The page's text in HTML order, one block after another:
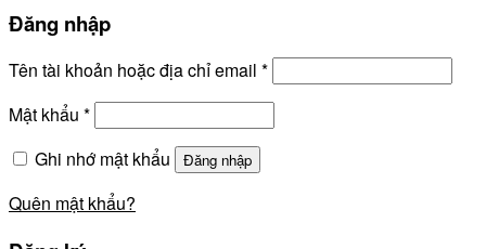
Đăng nhập
Tên tài khoản hoặc địa chỉ email *
Mật khẩu *
Ghi nhớ mật khẩu
Đăng nhập
Quên mật khẩu?